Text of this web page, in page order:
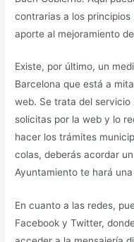
contrarias a los principios
aporte al mejoramiento
Existe, por último, un
Barcelona que está a
web. Se trata del servicio
solicitas por la web y lo
hacer los trámites
colas, deberás acordar
Ayuntamiento te hará
En cuanto a las redes,
Facebook y Twitter,